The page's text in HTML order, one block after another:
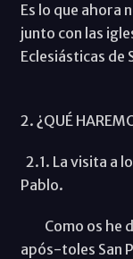
Es lo que ahora
junto con las
Eclesiásticas de
2. ¿QUÉ
2.1. La visita a
Pablo.
Como os he
após-toles San